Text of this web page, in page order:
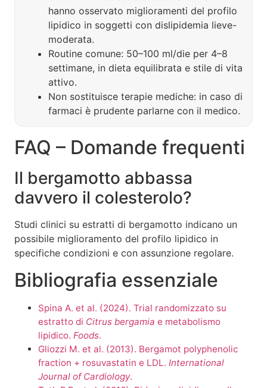
hanno osservato miglioramenti del profilo
lipidico in soggetti con dislipidemia lieve-
moderata.
Routine comune: 50–100 ml/die per 4–8
settimane, in dieta equilibrata e stile di vita
attivo.
Non sostituisce terapie mediche: in caso di
farmaci è prudente parlarne con il medico.
FAQ – Domande frequenti
Il bergamotto abbassa
davvero il colesterolo?
Studi clinici su estratti di bergamotto indicano un
possibile miglioramento del profilo lipidico in
specifiche condizioni e con assunzione regolare.
Bibliografia essenziale
Spina A. et al. (2024). Trial randomizzato su
estratto di Citrus bergamia e metabolismo
lipidico. Foods.
Gliozzi M. et al. (2013). Bergamot polyphenolic
fraction + rosuvastatin e LDL. International
Journal of Cardiology.